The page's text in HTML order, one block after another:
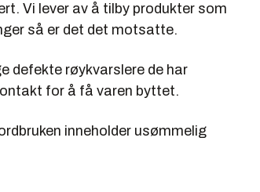
Vi lever av å tilby produkter som
så er det det motsatte.
defekte røykvarslere de har
for å få varen byttet.
inneholder usømmelig